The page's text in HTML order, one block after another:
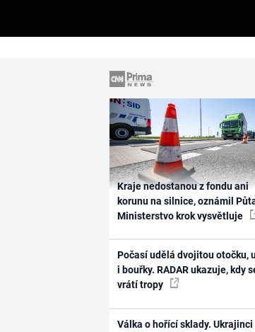
Kraje nedostanou z fondu ani
korunu na silnice, oznámil
Ministerstvo krok vysvětluje
Počasí udělá dvojitou otočku,
i bouřky. RADAR ukazuje, kdy
vrátí tropy
Válka o hořící sklady. Ukrajinci